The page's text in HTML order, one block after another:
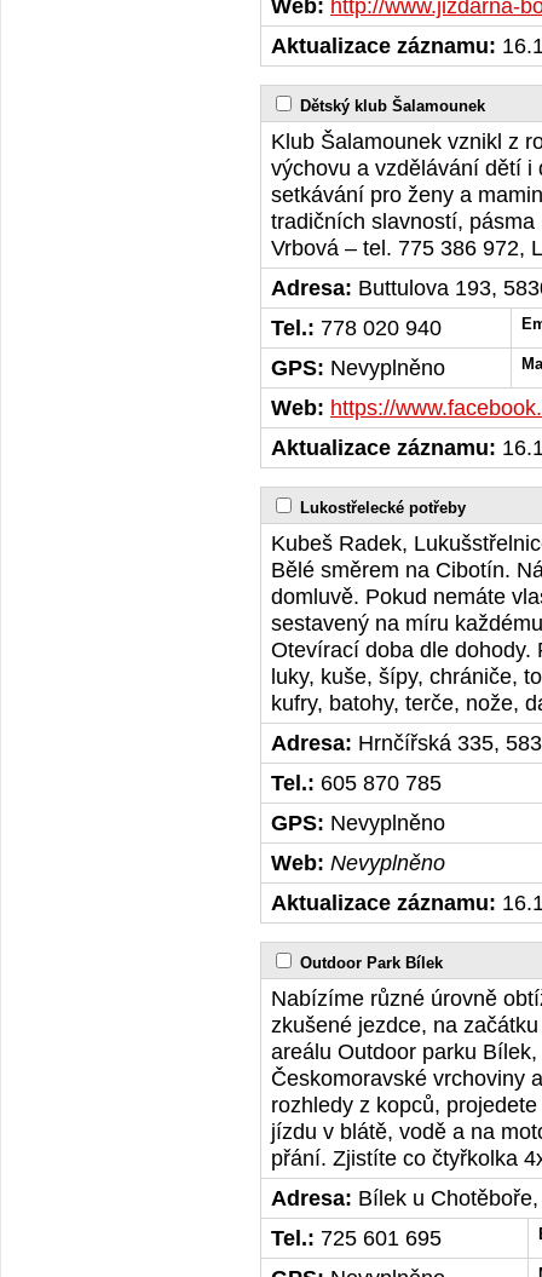
Web: http://www.jizdarna-
Aktualizace záznamu:
Dětský klub Šalamounek
Klub Šalamounek vznikl z
výchovu a vzdělávání dětí
setkávání pro ženy a
tradičních slavností,
Vrbová – tel. 775 386 972,
Adresa: Buttulova 193,
Tel.: 778 020 940
GPS: Nevyplněno
Web: https://
Aktualizace záznamu:
Lukostřelecké potřeby
Kubeš Radek,
Bělé směrem na Cibotín.
domluvě. Pokud nemáte
sestavený na míru
Otevírací doba dle dohody.
luky, kuše, šípy, chrániče,
kufry, batohy, terče, nože,
Adresa: Hrnčířská 335,
Tel.: 605 870 785
GPS: Nevyplněno
Web: Nevyplněno
Aktualizace záznamu:
Outdoor Park Bílek
Nabízíme různé úrovně
zkušené jezdce, na
areálu Outdoor parku
Českomoravské vrchoviny
rozhledy z kopců,
jízdu v blátě, vodě a na
přání. Zjistíte co čtyřkolka
Adresa: Bílek u
Tel.: 725 601 695